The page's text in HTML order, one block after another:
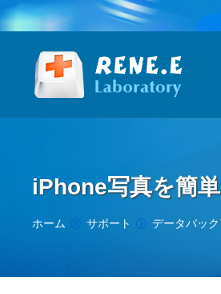
iPhone写真を簡
You are here:
ホーム サポート データバッ